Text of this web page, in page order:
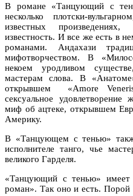
В романе «Танцующий с
несколько плотски-
известных
известность. И все же есть в
романами. Андахази
мифотворчеством. В
некоем уродливом
мастерам слова. В
открывшем «Amore
сексуальное
миф об ацтеке, открывшем
Америку.
В «Танцующем с тенью»
исполнителе танго, чье
великого Гарделя.
«Танцующий с тенью» имеет
роман». Так оно и есть.